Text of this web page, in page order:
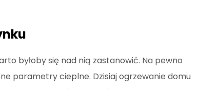
byłoby się nad nią zastanowić. Na pewno
parametry cieplne. Dzisiaj ogrzewanie domu